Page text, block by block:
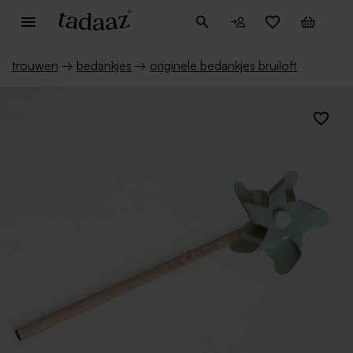
trouwen → bedankjes → originele bedankjes bruiloft